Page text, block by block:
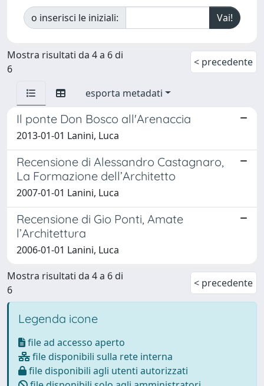
o inserisci le iniziali:
Mostra risultati da 4 a 6 di
6
< precedente
esporta metadati
Il ponte Don Bosco all'Arenaccia
2013-01-01 Lanini, Luca
Recensione di Alessandro Castagnaro,
La Formazione dell’Architetto
2007-01-01 Lanini, Luca
Recensione di Gio Ponti, Amate
l’Architettura
2006-01-01 Lanini, Luca
Mostra risultati da 4 a 6 di
6
< precedente
Legenda icone
file ad accesso aperto
file disponibili sulla rete interna
file disponibili agli utenti autorizzati